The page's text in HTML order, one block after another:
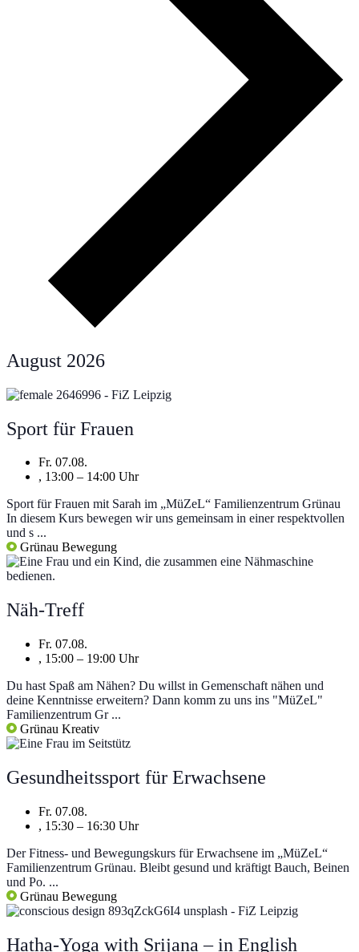
August 2026
Sport für Frauen
Fr. 07.08.
, 13:00 – 14:00 Uhr
Sport für Frauen mit Sarah im „MüZeL“ Familienzentrum Grünau
In diesem Kurs bewegen wir uns gemeinsam in einer respektvollen
und s ...
GrünauBewegung
Näh-Treff
Fr. 07.08.
, 15:00 – 19:00 Uhr
Du hast Spaß am Nähen? Du willst in Gemenschaft nähen und
deine Kenntnisse erweitern? Dann komm zu uns ins "MüZeL"
Familienzentrum Gr ...
GrünauKreativ
Gesundheitssport für Erwachsene
Fr. 07.08.
, 15:30 – 16:30 Uhr
Der Fitness- und Bewegungskurs für Erwachsene im „MüZeL“
Familienzentrum Grünau. Bleibt gesund und kräftigt Bauch, Beinen
und Po. ...
GrünauBewegung
Hatha-Yoga with Srijana – in English